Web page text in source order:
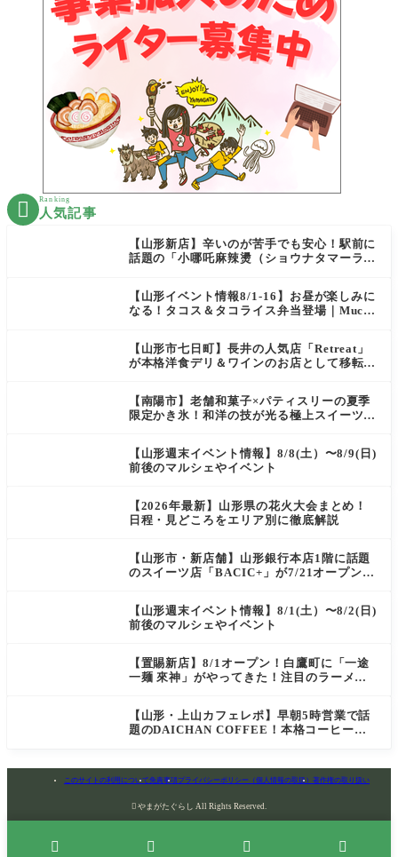
 Ranking
人気記事
【山形新店】辛いのが苦手でも安心！駅前に
話題の「小哪吒麻辣燙（ショウナタマーラー
【山形イベント情報8/1-16】お昼が楽しみに
なる！タコス＆タコライス弁当登場｜Mucha
【山形市七日町】長井の人気店「Retreat」
が本格洋食デリ＆ワインのお店として移転オ
【南陽市】老舗和菓子×パティスリーの夏季
限定かき氷！和洋の技が光る極上スイーツ｜
【山形週末イベント情報】8/8(土）〜8/9(日)
前後のマルシェやイベント
【2026年最新】山形県の花火大会まとめ！
日程・見どころをエリア別に徹底解説
【山形市・新店舗】山形銀行本店1階に話題
のスイーツ店「BACIC+」が7/21オープン！
【山形週末イベント情報】8/1(土）〜8/2(日)
前後のマルシェやイベント
【置賜新店】8/1オープン！白鷹町に「一途
一麺 來神」がやってきた！注目のラーメン
【山形・上山カフェレポ】早朝5時営業で話
題のDAICHAN COFFEE！本格コーヒーを
このサイトの利用について免責事項プライバシーポリシー（個人情報の取扱） 著作権の取り扱い
 やまがたぐらし All Rights Reserved.
   